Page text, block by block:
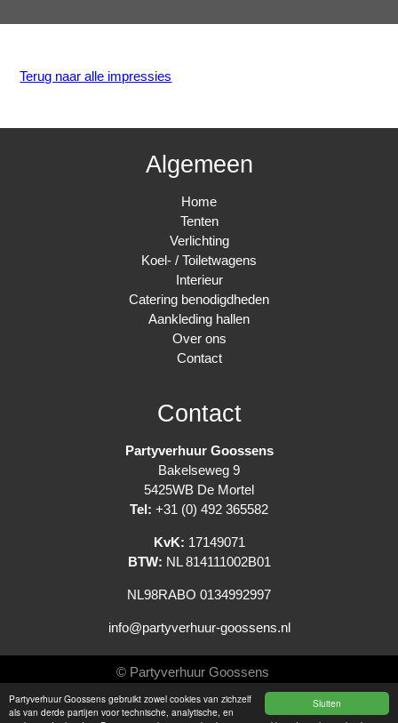
Sluiten
Partyverhuur Goossens gebruikt zowel cookies van zichzelf
als van derde partijen voor technische, analytische, en
Terug naar alle impressies
Algemeen
Home
Tenten
Verlichting
Koel- / Toiletwagens
Interieur
Catering benodigdheden
Aankleding hallen
Over ons
Contact
Contact
Partyverhuur Goossens
Bakelseweg 9
5425WB De Mortel
Tel: +31 (0) 492 365582
KvK: 17149071
BTW: NL 814111002B01
NL98RABO 0134992997
info@partyverhuur-goossens.nl
© Partyverhuur Goossens
Algemene voorwaarden